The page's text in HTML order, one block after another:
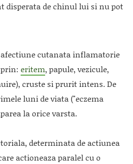
disperata de chinul lui si nu pot
afectiune cutanata inflamatorie
eritem, papule, vezicule,
cruste si prurit intens. De
luni de viata ("eczema
la orice varsta.
determinata de actiunea
actioneaza paralel cu o